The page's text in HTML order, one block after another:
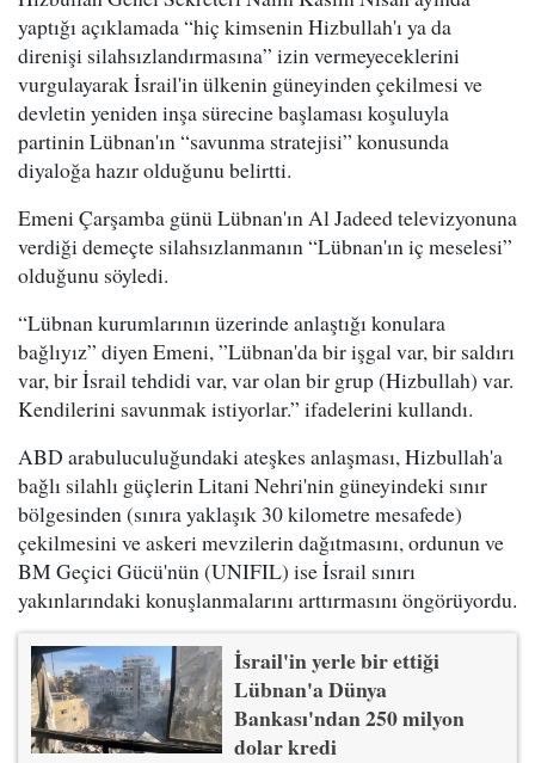
yaptığı açıklamada “hiç kimsenin Hizbullah'ı ya da
direnişi silahsızlandırmasına” izin vermeyeceklerini
vurgulayarak İsrail'in ülkenin güneyinden çekilmesi ve
devletin yeniden inşa sürecine başlaması koşuluyla
partinin Lübnan'ın “savunma stratejisi” konusunda
diyaloğa hazır olduğunu belirtti.
Emeni Çarşamba günü Lübnan'ın Al Jadeed televizyonuna
verdiği demeçte silahsızlanmanın “Lübnan'ın iç meselesi”
olduğunu söyledi.
“Lübnan kurumlarının üzerinde anlaştığı konulara
bağlıyız” diyen Emeni, ”Lübnan'da bir işgal var, bir saldırı
var, bir İsrail tehdidi var, var olan bir grup (Hizbullah) var.
Kendilerini savunmak istiyorlar.” ifadelerini kullandı.
ABD arabuluculuğundaki ateşkes anlaşması, Hizbullah'a
bağlı silahlı güçlerin Litani Nehri'nin güneyindeki sınır
bölgesinden (sınıra yaklaşık 30 kilometre mesafede)
çekilmesini ve askeri mevzilerin dağıtmasını, ordunun ve
BM Geçici Gücü'nün (UNIFIL) ise İsrail sınırı
yakınlarındaki konuşlanmalarını arttırmasını öngörüyordu.
İsrail'in yerle bir ettiği
Lübnan'a Dünya
Bankası'ndan 250 milyon
dolar kredi